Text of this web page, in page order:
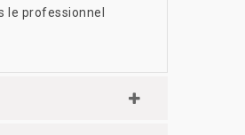
le professionnel